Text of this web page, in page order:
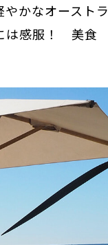
かなオーストラ
は感服！ 美食